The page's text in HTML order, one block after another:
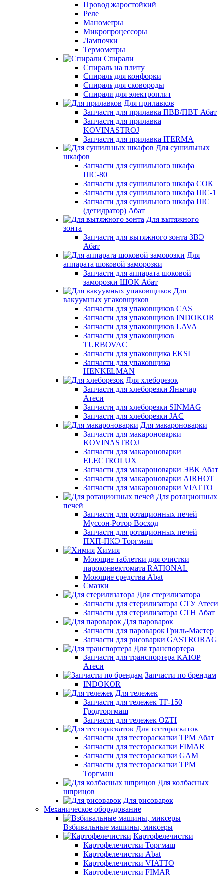
Провод жаростойкий
Реле
Манометры
Микропроцессоры
Лампочки
Термометры
Спирали
Спираль на плиту
Спираль для конфорки
Спираль для сковороды
Спирали для электроплит
Для прилавков
Запчасти для прилавка ПВВ/ПВТ Абат
Запчасти для прилавка
KOVINASTROJ
Запчасти для прилавка ITERMA
Для сушильных
шкафов
Запчасти для сушильного шкафа
ШС-80
Запчасти для сушильного шкафа СОК
Запчасти для сушильного шкафа ШС-1
Запчасти для сушильного шкафа ШС
(дегидратор) Абат
Для вытяжного
зонта
Запчасти для вытяжного зонта ЗВЭ
Абат
Для
аппарата шоковой заморозки
Запчасти для аппарата шоковой
заморозки ШОК Абат
Для
вакуумных упаковщиков
Запчасти для упаковщиков CAS
Запчасти для упаковщиков INDOKOR
Запчасти для упаковщиков LAVA
Запчасти для упаковщиков
TURBOVAC
Запчасти для упаковщика EKSI
Запчасти для упаковщика
HENKELMAN
Для хлеборезок
Запчасти для хлеборезки Янычар
Атеси
Запчасти для хлеборезки SINMAG
Запчасти для хлеборезки JAC
Для макароноварки
Запчасти для макароноварки
KOVINASTROJ
Запчасти для макароноварки
ELECTROLUX
Запчасти для макароноварки ЭВК Абат
Запчасти для макароноварки AIRHOT
Запчасти для макароноварки VIATTO
Для ротационных
печей
Запчасти для ротационных печей
Муссон-Ротор Восход
Запчасти для ротационных печей
ПХП-ПКЭ Торгмаш
Химия
Моющие таблетки для очистки
пароконвектомата RATIONAL
Моющие средства Abat
Смазки
Для стерилизатора
Запчасти для стерилизатора СТУ Атеси
Запчасти для стерилизатора СТН Абат
Для пароварок
Запчасти для пароварок Гриль-Мастер
Запчасти для рисоварки GASTRORAG
Для транспортера
Запчасти для транспортера КАЮР
Атеси
Запчасти по брендам
INDOKOR
Для тележек
Запчасти для тележек ТГ-150
Гродторгмаш
Запчасти для тележек OZTI
Для тестораскаток
Запчасти для тестораскатки ТРМ Абат
Запчасти для тестораскатки FIMAR
Запчасти для тестораскатки GAM
Запчасти для тестораскатки ТРМ
Торгмаш
Для колбасных
шприцов
Для рисоварок
Механическое оборудование
Взбивальные машины, миксеры
Картофелечистки
Картофелечистки Торгмаш
Картофелечистки Abat
Картофелечистки VIATTO
Картофелечистки FIMAR